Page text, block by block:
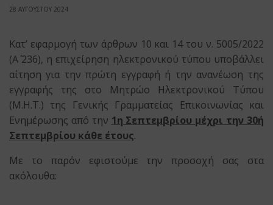
28 ΑΥΓΟΥΣΤΟΥ 2024
Κατ’ εφαρμογή των άρθρων 10 και 14 του ν. 5005/2022
(Α΄ 236), η επιχείρηση ηλεκτρονικού τύπου υποβάλλει
αίτηση για την πρώτη εγγραφή ή την ανανέωση της
εγγραφής της στο Μητρώο Ηλεκτρονικού Τύπου
(Μ.Η.Τ.) της Γενικής Γραμματείας Επικοινωνίας και
Ενημέρωσης από την 1η Σεπτεμβρίου μέχρι την 30ή
Σεπτεμβρίου κάθε έτους.
Με το παρόν εφιστούμε την προσοχή σας στα
ακόλουθα: